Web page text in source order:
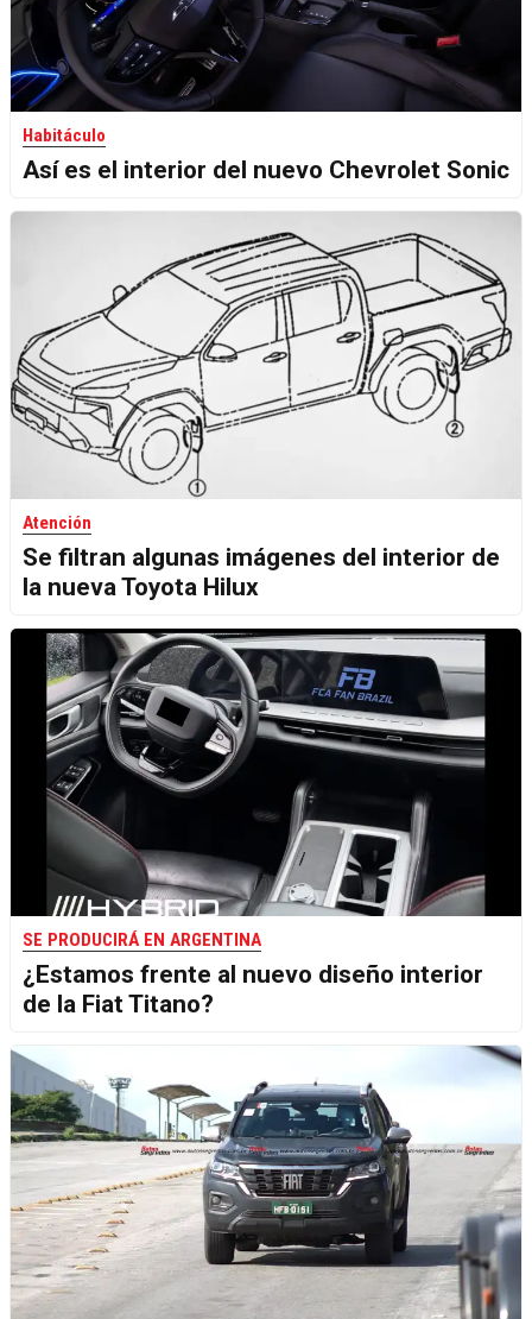
Habitáculo
Así es el interior del nuevo Chevrolet Sonic
Atención
Se filtran algunas imágenes del interior de
la nueva Toyota Hilux
SE PRODUCIRÁ EN ARGENTINA
¿Estamos frente al nuevo diseño interior
de la Fiat Titano?